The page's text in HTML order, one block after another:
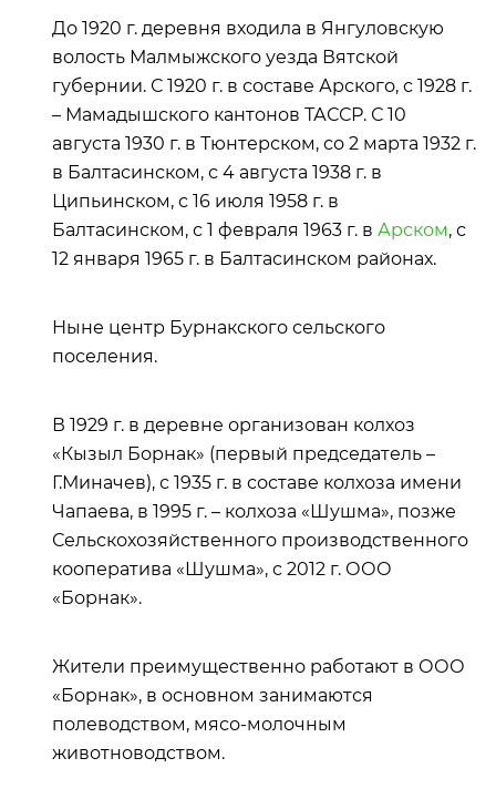
До 1920 г. деревня входила в Янгуловскую
волость Малмыжского уезда Вятской
губернии. С 1920 г. в составе Арского, с 1928 г.
– Мамадышского кантонов ТАССР. С 10
августа 1930 г. в Тюнтерском, со 2 марта 1932 г.
в Балтасинском, с 4 августа 1938 г. в
Ципьинском, с 16 июля 1958 г. в
Балтасинском, с 1 февраля 1963 г. в Арском, с
12 января 1965 г. в Балтасинском районах.
Ныне центр Бурнакского сельского
поселения.
В 1929 г. в деревне организован колхоз
«Кызыл Борнак» (первый председатель –
Г.Миначев), с 1935 г. в составе колхоза имени
Чапаева, в 1995 г. – колхоза «Шушма», позже
Сельскохозяйственного производственного
кооператива «Шушма», с 2012 г. ООО
«Борнак».
Жители преимущественно работают в ООО
«Борнак», в основном занимаются
полеводством, мясо-молочным
животноводством.